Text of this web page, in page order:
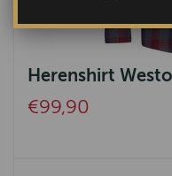
Herenshirt
€99,90